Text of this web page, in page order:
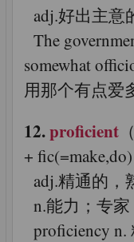
adj.好出主意
The
somewhat
用那个有点爱
12.proficient
+ fic(=make,do)
adj.精通的，
n.能力；专家
proficiency